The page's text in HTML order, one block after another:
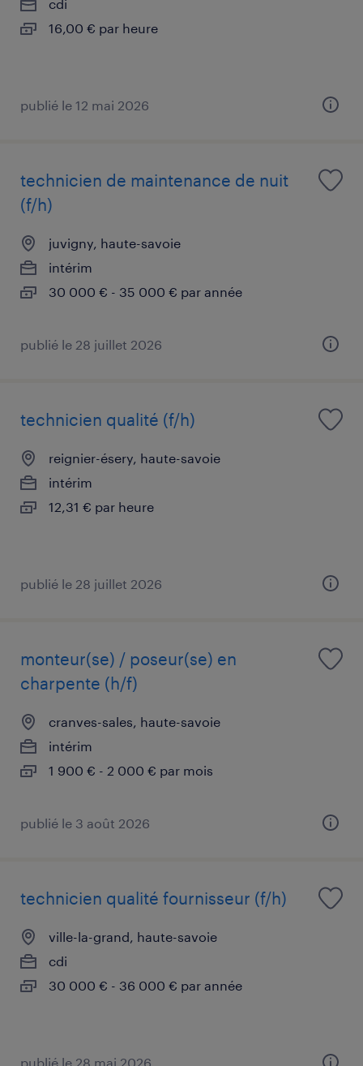
cdi
16,00 € par heure
publié le 12 mai 2026
technicien de maintenance de nuit
(f/h)
juvigny, haute-savoie
intérim
30 000 € - 35 000 € par année
publié le 28 juillet 2026
technicien qualité (f/h)
reignier-ésery, haute-savoie
intérim
12,31 € par heure
publié le 28 juillet 2026
monteur(se) / poseur(se) en
charpente (h/f)
cranves-sales, haute-savoie
intérim
1 900 € - 2 000 € par mois
publié le 3 août 2026
technicien qualité fournisseur (f/h)
ville-la-grand, haute-savoie
cdi
30 000 € - 36 000 € par année
publié le 28 mai 2026